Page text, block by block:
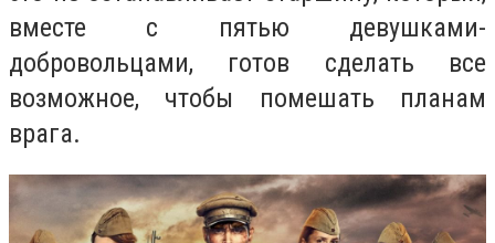
вместе с пятью девушками-
добровольцами, готов сделать все
возможное, чтобы помешать планам
врага.